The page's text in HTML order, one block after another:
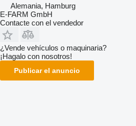
Alemania, Hamburg
E-FARM GmbH
Contacte con el vendedor
¿Vende vehículos o maquinaria?
¡Hagalo con nosotros!
Publicar el anuncio